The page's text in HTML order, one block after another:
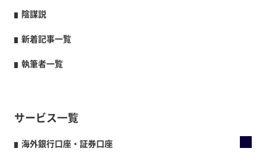
陰謀説
新着記事一覧
執筆者一覧
サービス一覧
海外銀行口座・証券口座